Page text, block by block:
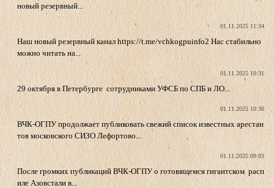
новый резервный...
01.11.2025 11:34
Наш новый резервный канал https://t.me/vchkogpuinfo2 Нас стабильно
можно читать на...
01.11.2025 10:31
29 октября в Петербурге сотрудниками УФСБ по СПБ и ЛО...
01.11.2025 10:30
ВЧК-ОГПУ продолжает публиковать свежий список известных арестан
тов московского СИЗО Лефортово...
01.11.2025 09:03
После громких публикаций ВЧК-ОГПУ о готовящемся гигантском расп
иле Азовстали в...